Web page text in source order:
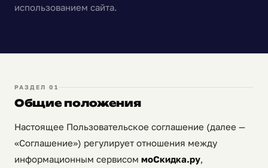
использованием сайта.
РАЗДЕЛ 01
Общие положения
Настоящее Пользовательское соглашение (далее —
«Соглашение») регулирует отношения между
информационным сервисом моСкидка.ру,